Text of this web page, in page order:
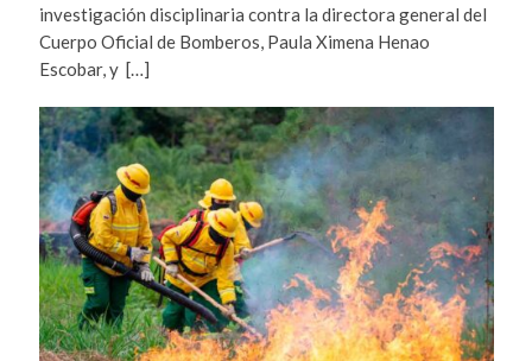
investigación disciplinaria contra la directora general del
Cuerpo Oficial de Bomberos, Paula Ximena Henao
Escobar, y […]